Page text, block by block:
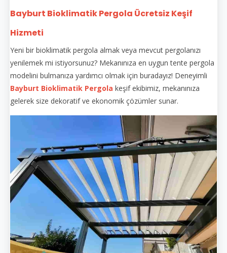
Bayburt Bioklimatik Pergola Ücretsiz Keşif
Hizmeti
Yeni bir bioklimatik pergola almak veya mevcut pergolanızı
yenilemek mi istiyorsunuz? Mekanınıza en uygun tente pergola
modelini bulmanıza yardımcı olmak için buradayız! Deneyimli
Bayburt Bioklimatik Pergola keşif ekibimiz, mekanınıza
gelerek size dekoratif ve ekonomik çözümler sunar.